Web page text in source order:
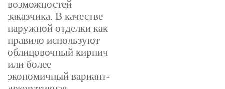
возможностей
заказчика. В качестве
наружной отделки как
правило используют
облицовочный кирпич
или более
экономичный вариант-